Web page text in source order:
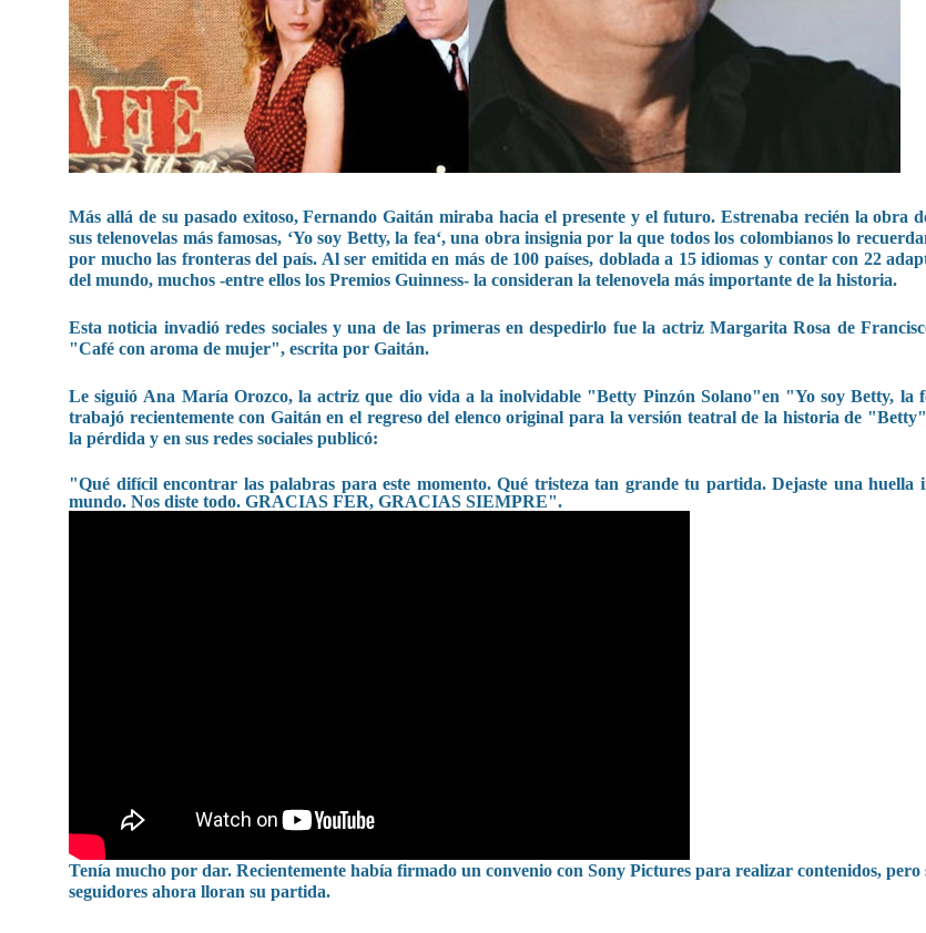
Más allá de su pasado exitoso, Fernando Gaitán miraba hacia el presente y el futuro. Estrenaba recién la obra
sus telenovelas más famosas, ‘Yo soy Betty, la fea‘, una obra insignia por la que todos los colombianos lo
por mucho las fronteras del país. Al ser emitida en más de 100 países, doblada a 15 idiomas y contar con 22
del mundo, muchos -entre ellos los Premios Guinness- la consideran la telenovela más importante de la historia.
Esta noticia invadió redes sociales y una de las primeras en despedirlo fue la actriz Margarita Rosa de
"Café con aroma de mujer", escrita por Gaitán.
Le siguió Ana María Orozco, la actriz que dio vida a la inolvidable "Betty Pinzón Solano"en "Yo soy Betty, la
trabajó recientemente con Gaitán en el regreso del elenco original para la versión teatral de la historia de
la pérdida y en sus redes sociales publicó:
"Qué difícil encontrar las palabras para este momento. Qué tristeza tan grande tu partida. Dejaste una huella
mundo. Nos diste todo. GRACIAS FER, GRACIAS SIEMPRE".
Tenía mucho por dar. Recientemente había firmado un convenio con Sony Pictures para realizar contenidos, pero
seguidores ahora lloran su partida.